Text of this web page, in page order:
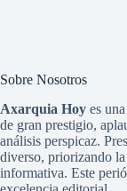
Sobre Nosotros
Axarquia Hoy es
de gran prestigio,
análisis perspicaz.
diverso, priorizando
informativa. Este